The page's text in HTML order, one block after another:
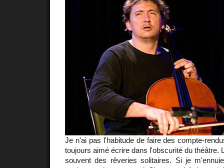
Je n'ai pas l'habitude de faire des compte-
toujours aimé écrire dans l'obscurité du théâtre.
souvent des rêveries solitaires. Si je